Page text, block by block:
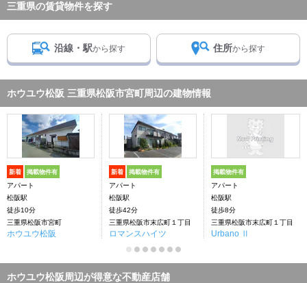
三重県の賃貸物件を探す
沿線・駅から探す 住所から探す
ホウユウ松阪 三重県松阪市宮町周辺の建物情報
新着 掲載物件有
アパート
松阪駅
徒歩10分
三重県松阪市宮町
ホウユウ松阪
新着 掲載物件有
アパート
松阪駅
徒歩42分
三重県松阪市末広町１丁目
ロマンスハイツ
掲載物件有
アパート
松阪駅
徒歩8分
三重県松阪市末広町１丁目
Urbano Ⅱ
ホウユウ松阪周辺が得意な不動産店舗